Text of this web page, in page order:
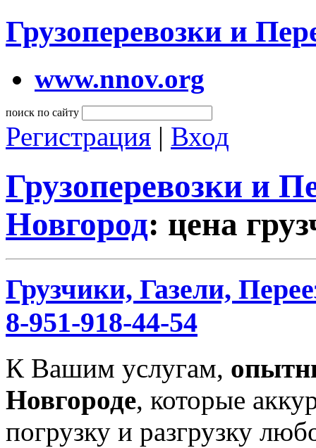
Грузоперевозки и
www.nnov.org
поиск по сайту
Регистрация | Вход
Грузоперевозки и
Новгород: цена
Грузчики, Газели,
8-951-918-44-54
К Вашим услугам,
Новгороде, которые
погрузку и разгрузку